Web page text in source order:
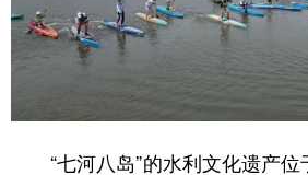
“七河八岛”的水利文化遗产位